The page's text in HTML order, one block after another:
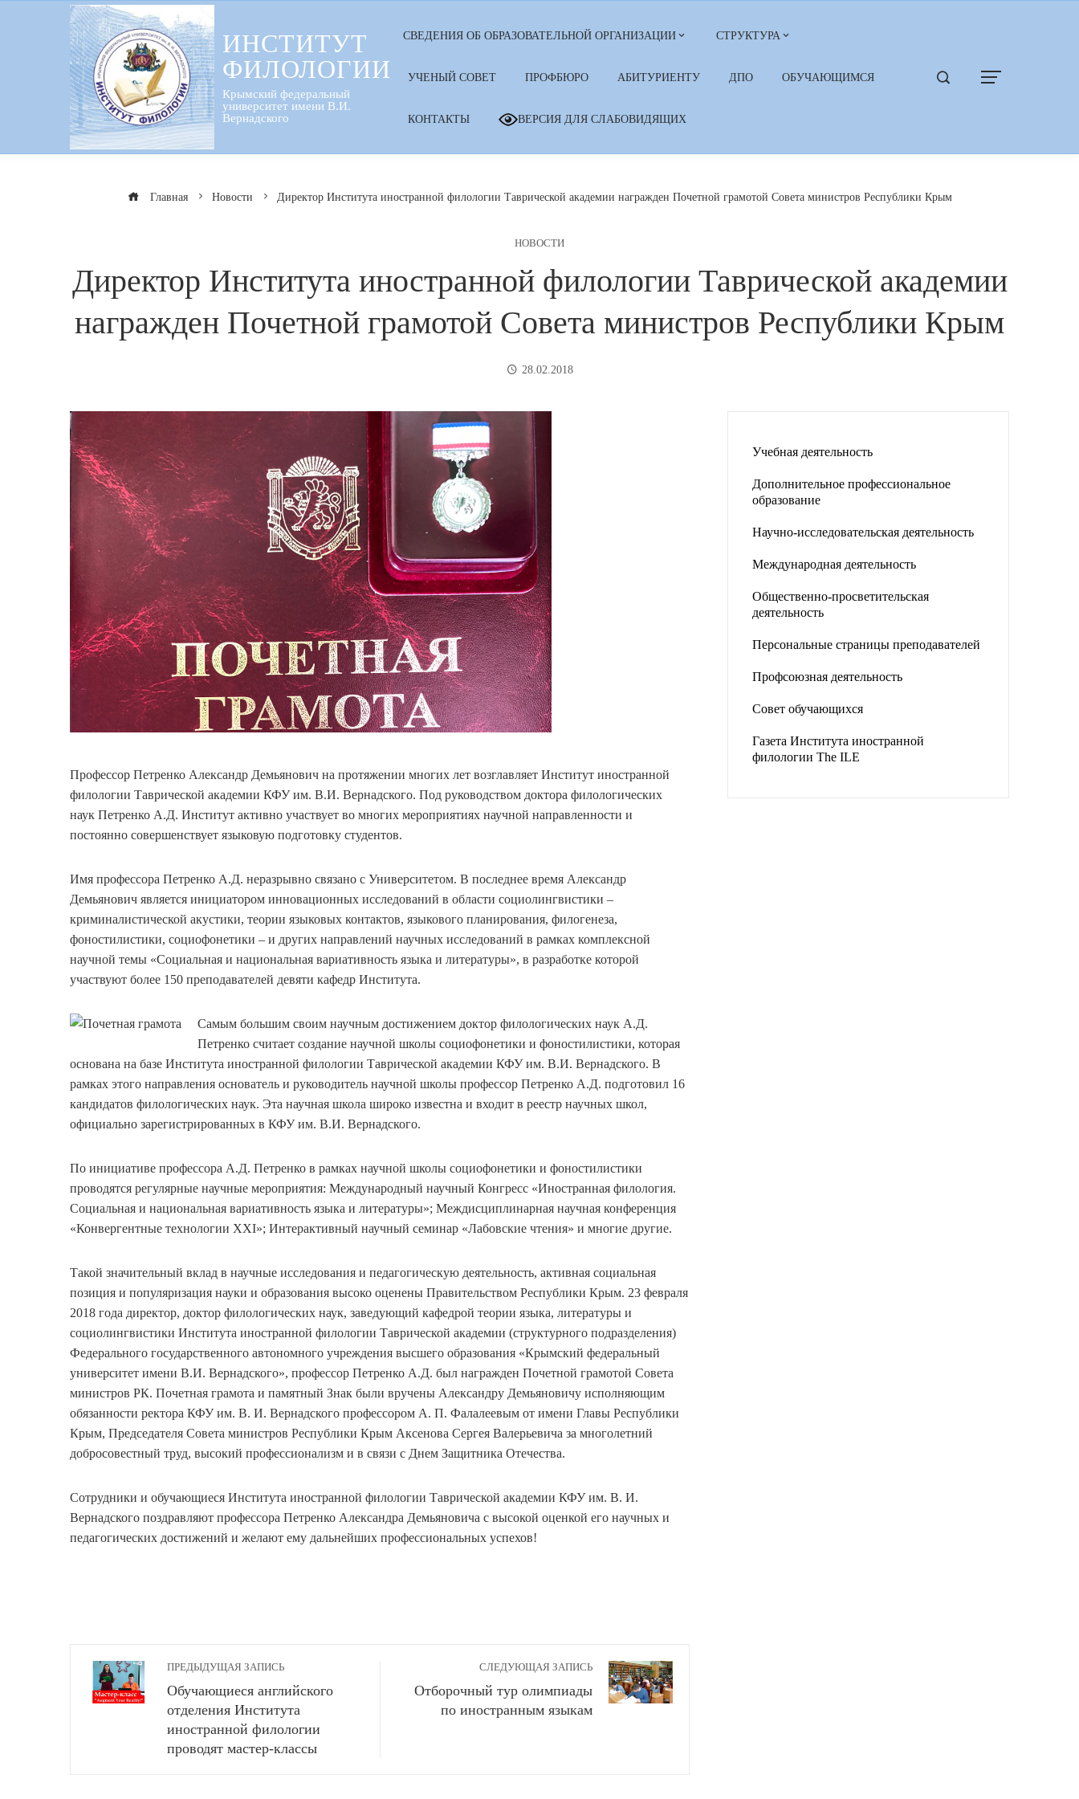
ИНСТИТУТ
ФИЛОЛОГИИ
Крымский федеральный
университет имени В.И.
Вернадского
СВЕДЕНИЯ ОБ ОБРАЗОВАТЕЛЬНОЙ ОРГАНИЗАЦИИ СТРУКТУРА
УЧЕНЫЙ СОВЕТ ПРОФБЮРО АБИТУРИЕНТУ ДПО ОБУЧАЮЩИМСЯ
КОНТАКТЫ ВЕРСИЯ ДЛЯ СЛАБОВИДЯЩИХ
Главная Новости Директор Института иностранной филологии Таврической академии награжден Почетной грамотой Совета министров Республики Крым
НОВОСТИ
Директор Института иностранной филологии Таврической академии
награжден Почетной грамотой Совета министров Республики Крым
28.02.2018
Профессор Петренко Александр Демьянович на протяжении многих лет возглавляет Институт иностранной
филологии Таврической академии КФУ им. В.И. Вернадского. Под руководством доктора филологических
наук Петренко А.Д. Институт активно участвует во многих мероприятиях научной направленности и
постоянно совершенствует языковую подготовку студентов.
Имя профессора Петренко А.Д. неразрывно связано с Университетом. В последнее время Александр
Демьянович является инициатором инновационных исследований в области социолингвистики –
криминалистической акустики, теории языковых контактов, языкового планирования, филогенеза,
фоностилистики, социофонетики – и других направлений научных исследований в рамках комплексной
научной темы «Социальная и национальная вариативность языка и литературы», в разработке которой
участвуют более 150 преподавателей девяти кафедр Института.
Самым большим своим научным достижением доктор филологических наук А.Д.
Петренко считает создание научной школы социофонетики и фоностилистики, которая
основана на базе Института иностранной филологии Таврической академии КФУ им. В.И. Вернадского. В
рамках этого направления основатель и руководитель научной школы профессор Петренко А.Д. подготовил 16
кандидатов филологических наук. Эта научная школа широко известна и входит в реестр научных школ,
официально зарегистрированных в КФУ им. В.И. Вернадского.
По инициативе профессора А.Д. Петренко в рамках научной школы социофонетики и фоностилистики
проводятся регулярные научные мероприятия: Международный научный Конгресс «Иностранная филология.
Социальная и национальная вариативность языка и литературы»; Междисциплинарная научная конференция
«Конвергентные технологии ХХI»; Интерактивный научный семинар «Лабовские чтения» и многие другие.
Такой значительный вклад в научные исследования и педагогическую деятельность, активная социальная
позиция и популяризация науки и образования высоко оценены Правительством Республики Крым. 23 февраля
2018 года директор, доктор филологических наук, заведующий кафедрой теории языка, литературы и
социолингвистики Института иностранной филологии Таврической академии (структурного подразделения)
Федерального государственного автономного учреждения высшего образования «Крымский федеральный
университет имени В.И. Вернадского», профессор Петренко А.Д. был награжден Почетной грамотой Совета
министров РК. Почетная грамота и памятный Знак были вручены Александру Демьяновичу исполняющим
обязанности ректора КФУ им. В. И. Вернадского профессором А. П. Фалалеевым от имени Главы Республики
Крым, Председателя Совета министров Республики Крым Аксенова Сергея Валерьевича за многолетний
добросовестный труд, высокий профессионализм и в связи с Днем Защитника Отечества.
Сотрудники и обучающиеся Института иностранной филологии Таврической академии КФУ им. В. И.
Вернадского поздравляют профессора Петренко Александра Демьяновича с высокой оценкой его научных и
педагогических достижений и желают ему дальнейших профессиональных успехов!
ПРЕДЫДУЩАЯ ЗАПИСЬ
Обучающиеся английского
отделения Института
иностранной филологии
проводят мастер-классы
СЛЕДУЮЩАЯ ЗАПИСЬ
Отборочный тур олимпиады
по иностранным языкам
Учебная деятельность
Дополнительное профессиональное
образование
Научно-исследовательская деятельность
Международная деятельность
Общественно-просветительская
деятельность
Персональные страницы преподавателей
Профсоюзная деятельность
Совет обучающихся
Газета Института иностранной
филологии The ILE